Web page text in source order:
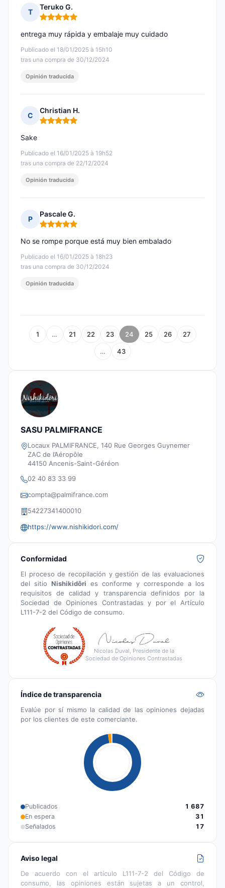
T
Teruko G.
Nota: 5 de 5
Publicado el 18/01/2025 à 15h10
tras una compra de 30/12/2024
entrega muy rápida y embalaje muy cuidado
Opinión traducida
C
Christian H.
Nota: 5 de 5
Publicado el 16/01/2025 à 19h52
tras una compra de 22/12/2024
Sake
Opinión traducida
P
Pascale G.
Nota: 5 de 5
Publicado el 16/01/2025 à 18h23
tras una compra de 30/12/2024
No se rompe porque está muy bien embalado
Opinión traducida
1 … 21 22 23 24 25 26 27
… 43
SASU PALMIFRANCE
Locaux PALMIFRANCE, 140 Rue Georges Guynemer
ZAC de l’Aéropôle
44150 Ancenis-Saint-Géréon
02 40 83 33 99
compta@palmifrance.com
54227341400010
https://www.nishikidori.com/
Conformidad
El proceso de recopilación y gestión de las evaluaciones
del sitio Nishikidôri es conforme y corresponde a los
requisitos de calidad y transparencia definidos por la
Sociedad de Opiniones Contrastadas y por el Artículo
L111-7-2 del Código de consumo.
Nicolas Duval, Presidente de la
Sociedad de Opiniones Contrastadas
Índice de transparencia
Evalúe por sí mismo la calidad de las opiniones dejadas
por los clientes de este comerciante.
Publicados
1 687
En espera
31
Señalados
17
Aviso legal
De acuerdo con el artículo L111-7-2 del Código de
consumo, las opiniones están sujetas a un control,